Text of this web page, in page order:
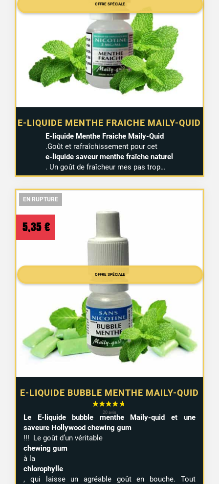
OFFRE SPÉCIALE
E-LIQUIDE MENTHE FRAICHE MAILY-QUID
était :
5,20 €.
est :
0,99 €.
E-liquide Menthe Fraiche Maily-Quid
.Goût et rafraîchissement pour cet
e-liquide saveur menthe fraîche naturel
. Un goût de fraîcheur mes pas trop…
EN RUPTURE
OFFRE SPÉCIALE
EN RUPTURE
E-LIQUIDE BUBBLE MENTHE MAILY-QUID
5,35 €
Le E-liquide bubble menthe Maily-quid et une
saveure Hollywood chewing gum
!!! Le goût d’un véritable
chewing gum
à la
chlorophylle
, qui laisse un agréable goût en bouche. Tout
EN RUPTURE